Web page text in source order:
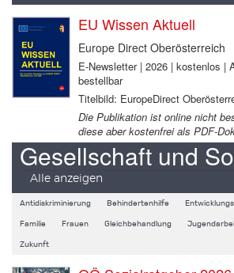
EU Wissen Aktuell
Europe Direct Oberösterreich
E-Newsletter | 2026 | kostenlos |
bestellbar
Titelbild: EuropeDirect
Die Publikation ist online nicht
diese aber kostenfrei als PDF-
Gesellschaft und
Alle anzeigen
Antidiskriminierung Behindertenhilfe
Familie Frauen Gleichbehandlung
Zukunft